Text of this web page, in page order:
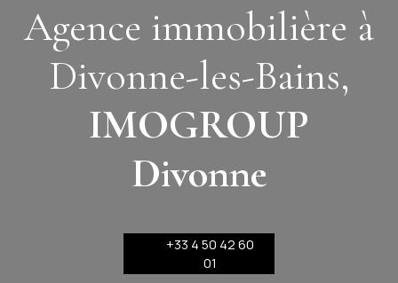
Agence immobilière à
Divonne-les-Bains,
IMOGROUP
Divonne
+33 4 50 42 60
01